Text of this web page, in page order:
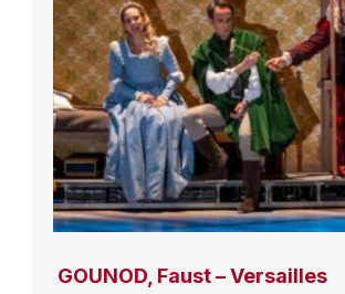
GOUNOD, Faust – Versailles